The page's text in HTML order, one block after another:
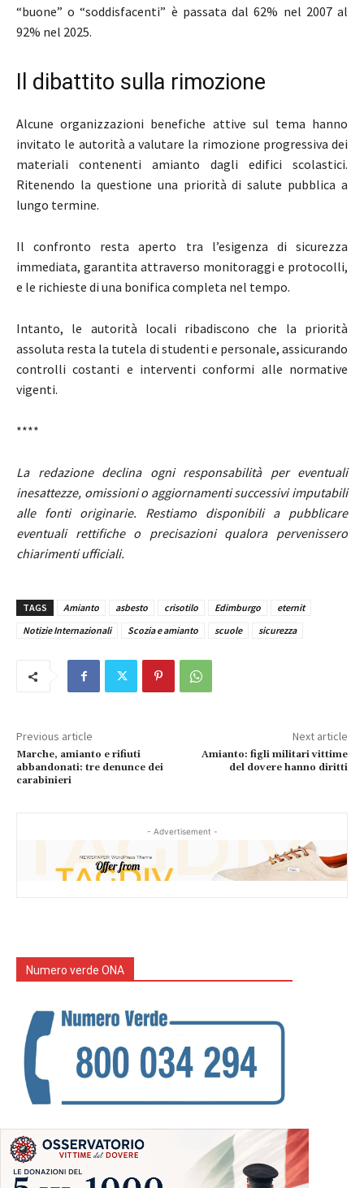
“buone” o “soddisfacenti” è passata dal 62% nel 2007 al
92% nel 2025.
Il dibattito sulla rimozione
Alcune organizzazioni benefiche attive sul tema hanno
invitato le autorità a valutare la rimozione progressiva dei
materiali contenenti amianto dagli edifici scolastici.
Ritenendo la questione una priorità di salute pubblica a
lungo termine.
Il confronto resta aperto tra l’esigenza di sicurezza
immediata, garantita attraverso monitoraggi e protocolli,
e le richieste di una bonifica completa nel tempo.
Intanto, le autorità locali ribadiscono che la priorità
assoluta resta la tutela di studenti e personale, assicurando
controlli costanti e interventi conformi alle normative
vigenti.
****
La redazione declina ogni responsabilità per eventuali
inesattezze, omissioni o aggiornamenti successivi imputabili
alle fonti originarie. Restiamo disponibili a pubblicare
eventuali rettifiche o precisazioni qualora pervenissero
chiarimenti ufficiali.
TAGS Amianto asbesto crisotilo Edimburgo
eternit
Notizie Internazionali
Scozia e amianto scuole sicurezza
Previous article
Marche, amianto e rifiuti
abbandonati: tre denunce dei
carabinieri
Next article
Amianto: figli militari vittime
del dovere hanno diritti
- Advertisement -
Numero verde ONA